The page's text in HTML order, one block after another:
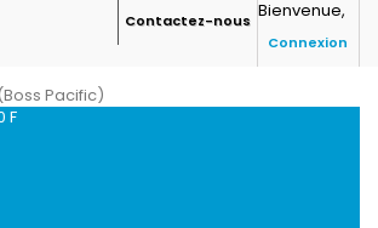
Bienvenue,
Connexion
Contactez-nous
F